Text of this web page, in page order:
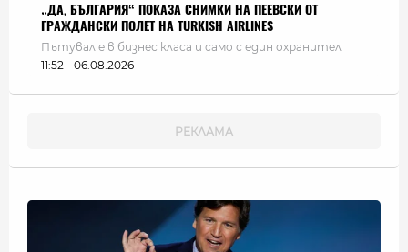
„ДА, БЪЛГАРИЯ“ ПОКАЗА СНИМКИ НА ПЕЕВСКИ ОТ
ГРАЖДАНСКИ ПОЛЕТ НА TURKISH AIRLINES
Пътувал е в бизнес класа и само с един охранител
11:52 - 06.08.2026